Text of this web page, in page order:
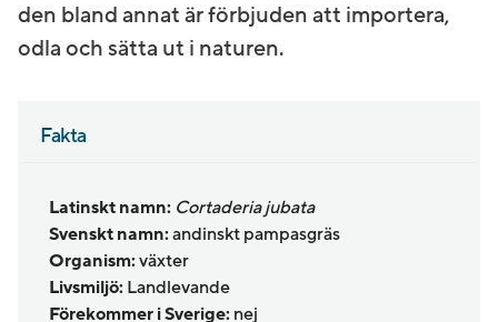
den bland annat är förbjuden att importera,
odla och sätta ut i naturen.
Fakta
Latinskt namn: Cortaderia jubata
Svenskt namn:andinskt pampasgräs
Organism:växter
Livsmiljö: Landlevande
Förekommer i Sverige: nej